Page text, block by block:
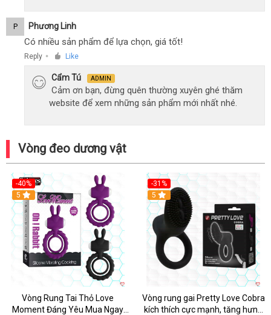
P Phương Linh
Có nhiều sản phẩm để lựa chọn, giá tốt!
Reply ● Like
Cẩm Tú ADMIN
Cảm ơn bạn, đừng quên thường xuyên ghé thăm
website để xem những sản phẩm mới nhất nhé.
Vòng đeo dương vật
-40%
5
Vòng Rung Tai Thỏ Love
Moment Đáng Yêu Mua Ngay
-31%
5
Vòng rung gai Pretty Love Cobra
kích thích cực mạnh, tăng hưng